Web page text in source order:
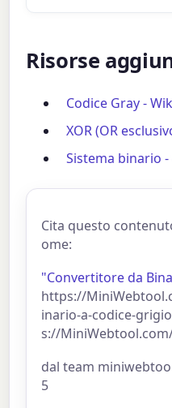
Risorse
Codice Gray -
XOR (OR
Sistema binario
Cita questo
ome:
"Convertitore da
https://
inario-a-codice-
s://
dal team
5